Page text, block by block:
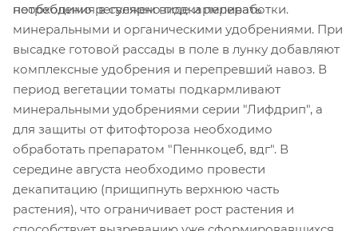
потребления в свежем виде и переработки.
необходимо регулярно подкармливать
минеральными и органическими удобрениями. При
высадке готовой рассады в поле в лунку добавляют
комплексные удобрения и перепревший навоз. В
период вегетации томаты подкармливают
минеральными удобрениями серии "Лифдрип", а
для защиты от фитофтороза необходимо
обработать препаратом "Пеннкоцеб, вдг". В
середине августа необходимо провести
декапитацию (прищипнуть верхнюю часть
растения), что ограничивает рост растения и